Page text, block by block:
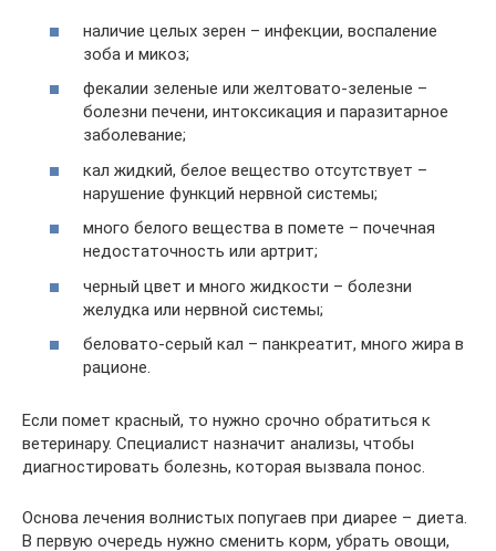
наличие целых зерен – инфекции, воспаление
зоба и микоз;
фекалии зеленые или желтовато-зеленые –
болезни печени, интоксикация и паразитарное
заболевание;
кал жидкий, белое вещество отсутствует –
нарушение функций нервной системы;
много белого вещества в помете – почечная
недостаточность или артрит;
черный цвет и много жидкости – болезни
желудка или нервной системы;
беловато-серый кал – панкреатит, много жира в
рационе.
Если помет красный, то нужно срочно обратиться к
ветеринару. Специалист назначит анализы, чтобы
диагностировать болезнь, которая вызвала понос.
Основа лечения волнистых попугаев при диарее – диета.
В первую очередь нужно сменить корм, убрать овощи,